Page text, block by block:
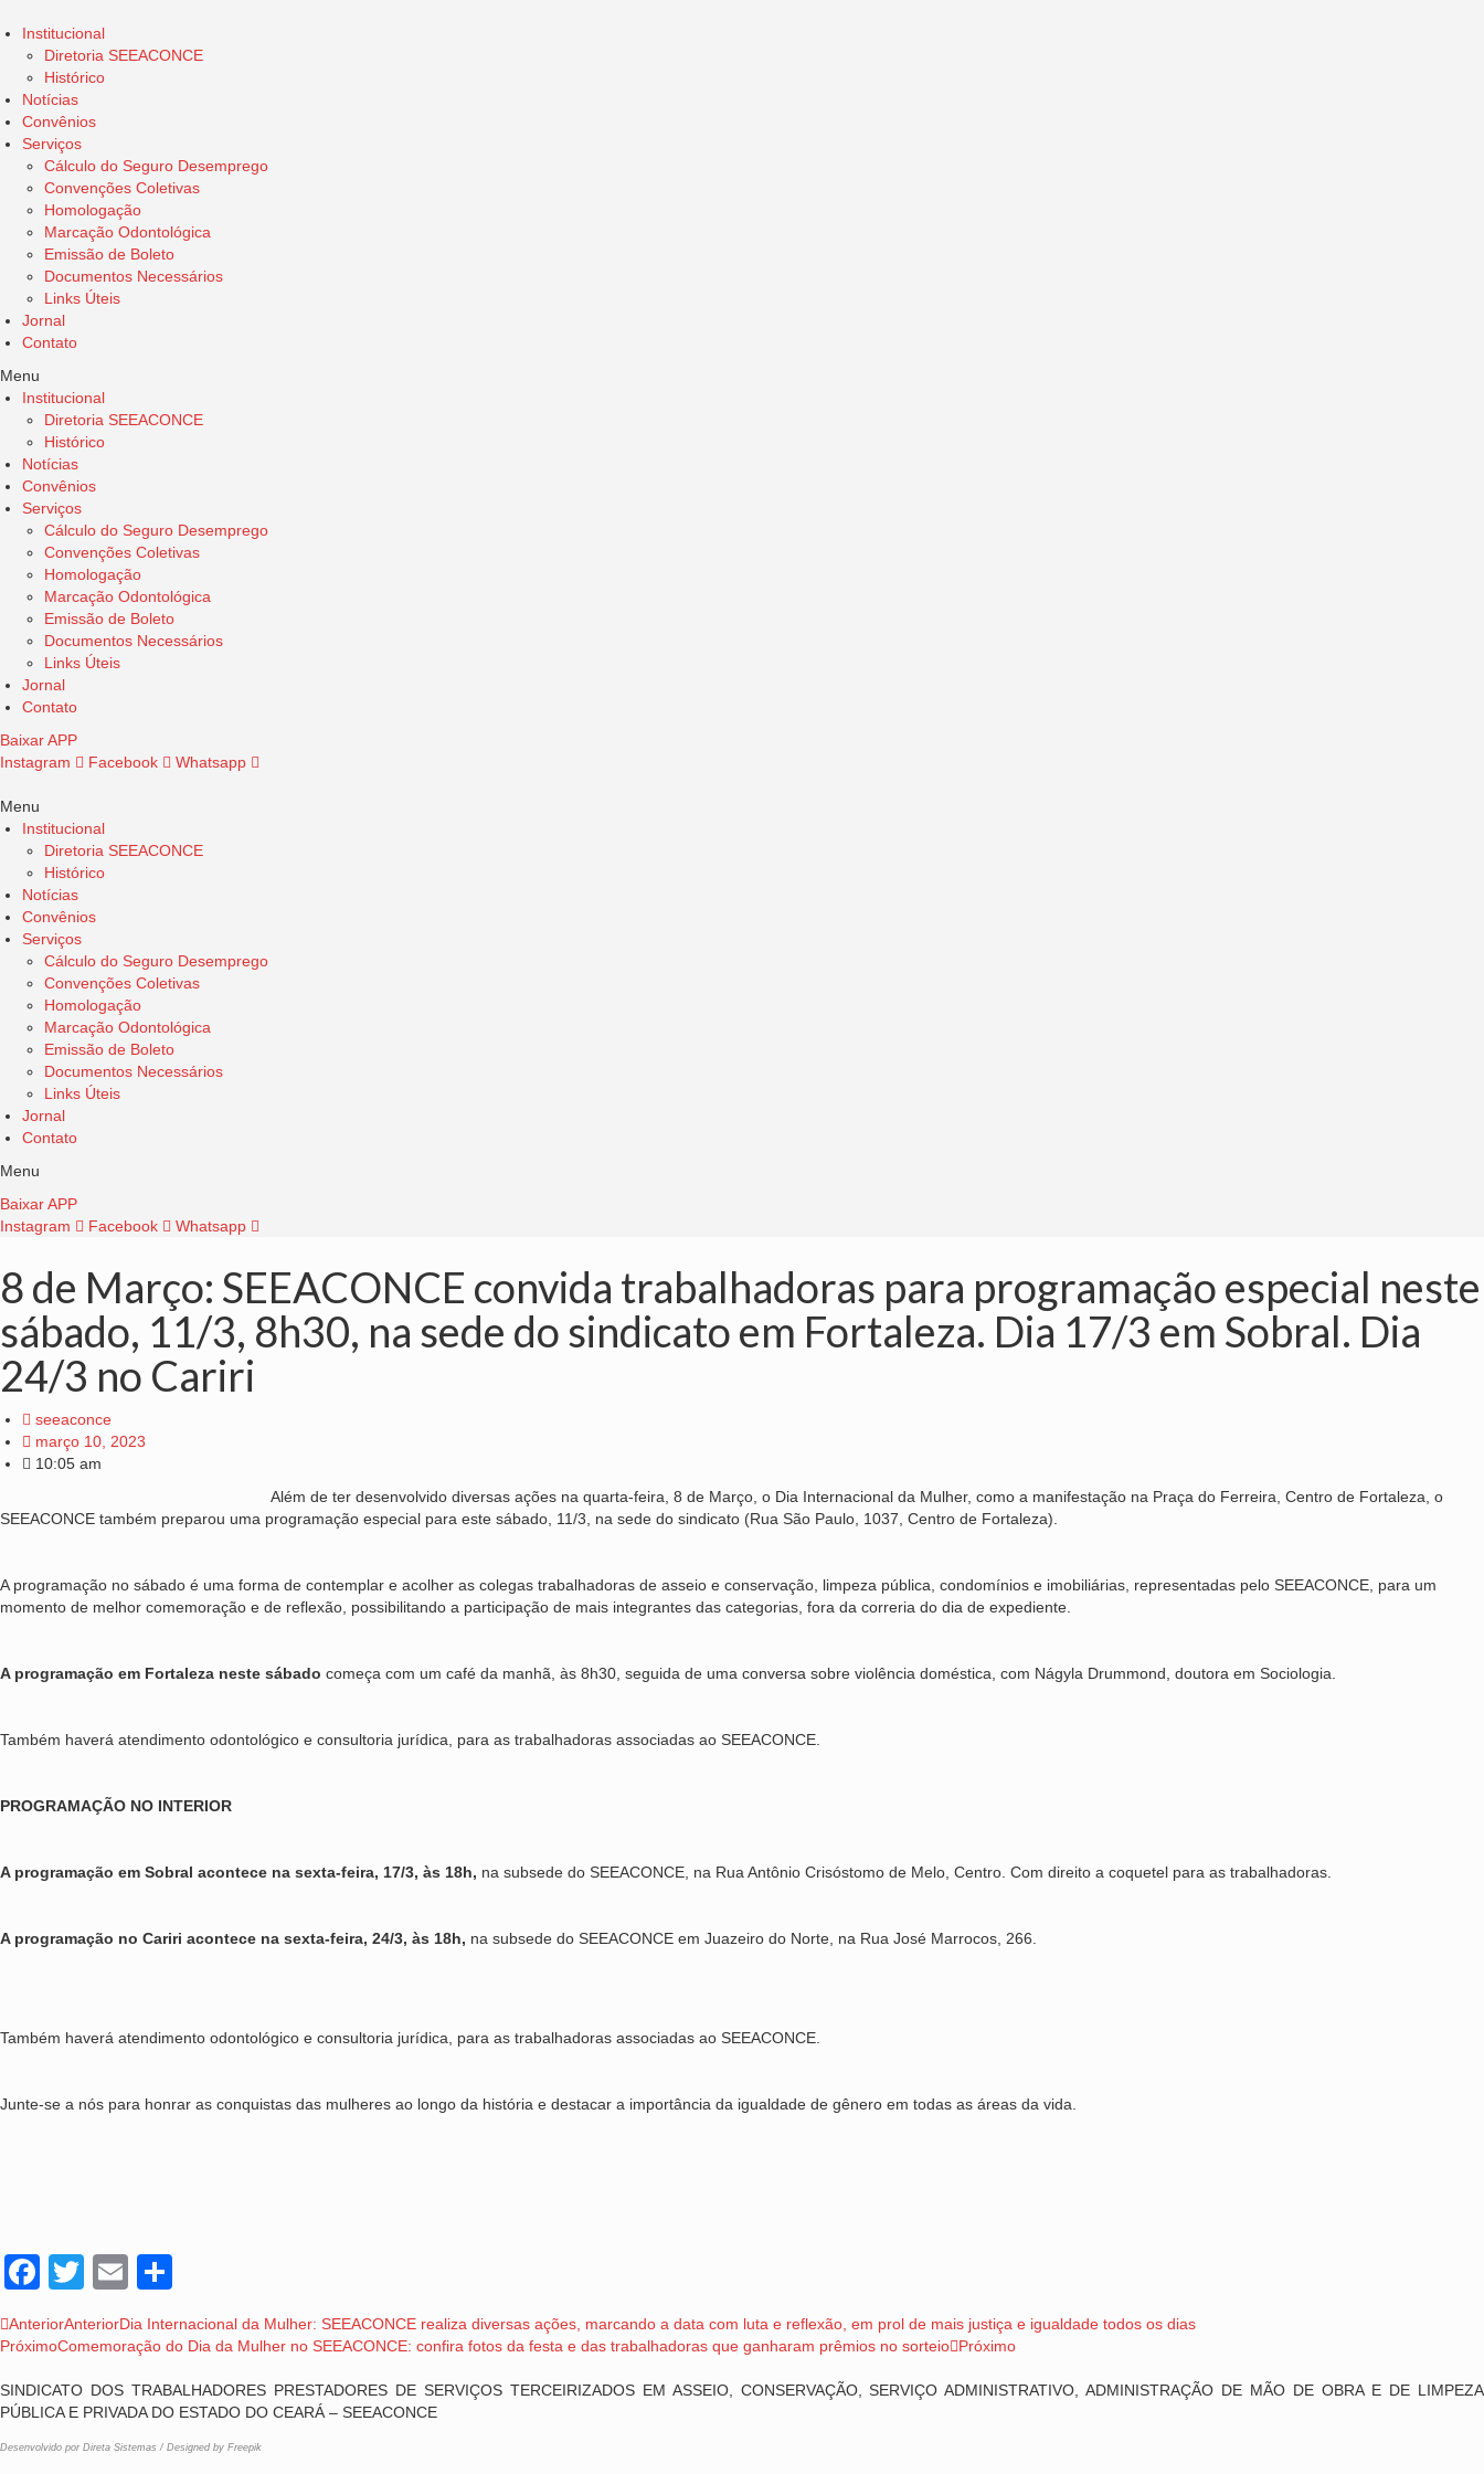
Institucional
Diretoria SEEACONCE
Histórico
Notícias
Convênios
Serviços
Cálculo do Seguro Desemprego
Convenções Coletivas
Homologação
Marcação Odontológica
Emissão de Boleto
Documentos Necessários
Links Úteis
Jornal
Contato
Menu
Institucional
Diretoria SEEACONCE
Histórico
Notícias
Convênios
Serviços
Cálculo do Seguro Desemprego
Convenções Coletivas
Homologação
Marcação Odontológica
Emissão de Boleto
Documentos Necessários
Links Úteis
Jornal
Contato
Baixar APP
Instagram
Facebook Whatsapp
Menu
Institucional
Diretoria SEEACONCE
Histórico
Notícias
Convênios
Serviços
Cálculo do Seguro Desemprego
Convenções Coletivas
Homologação
Marcação Odontológica
Emissão de Boleto
Documentos Necessários
Links Úteis
Jornal
Contato
Menu
Baixar APP
Instagram
Facebook Whatsapp
8 de Março: SEEACONCE convida trabalhadoras para programação especial neste
sábado, 11/3, 8h30, na sede do sindicato em Fortaleza. Dia 17/3 em Sobral. Dia
24/3 no Cariri
seeaconce
março 10, 2023
10:05 am
Além de ter desenvolvido diversas ações na quarta-feira, 8 de Março, o Dia Internacional da Mulher, como a manifestação na Praça do Ferreira, Centro de Fortaleza, o
SEEACONCE também preparou uma programação especial para este sábado, 11/3, na sede do sindicato (Rua São Paulo, 1037, Centro de Fortaleza).
A programação no sábado é uma forma de contemplar e acolher as colegas trabalhadoras de asseio e conservação, limpeza pública, condomínios e imobiliárias, representadas pelo SEEACONCE, para um
momento de melhor comemoração e de reflexão, possibilitando a participação de mais integrantes das categorias, fora da correria do dia de expediente.
A programação em Fortaleza neste sábado começa com um café da manhã, às 8h30, seguida de uma conversa sobre violência doméstica, com Nágyla Drummond, doutora em Sociologia.
Também haverá atendimento odontológico e consultoria jurídica, para as trabalhadoras associadas ao SEEACONCE.
PROGRAMAÇÃO NO INTERIOR
A programação em Sobral acontece na sexta-feira, 17/3, às 18h, na subsede do SEEACONCE, na Rua Antônio Crisóstomo de Melo, Centro. Com direito a coquetel para as trabalhadoras.
A programação no Cariri acontece na sexta-feira, 24/3, às 18h, na subsede do SEEACONCE em Juazeiro do Norte, na Rua José Marrocos, 266.
Também haverá atendimento odontológico e consultoria jurídica, para as trabalhadoras associadas ao SEEACONCE.
Junte-se a nós para honrar as conquistas das mulheres ao longo da história e destacar a importância da igualdade de gênero em todas as áreas da vida.
Facebook
TwitterEmail
AnteriorAnteriorDia Internacional da Mulher: SEEACONCE realiza diversas ações, marcando a data com luta e reflexão, em prol de mais justiça e igualdade todos os dias
PróximoComemoração do Dia da Mulher no SEEACONCE: confira fotos da festa e das trabalhadoras que ganharam prêmios no sorteio Próximo
SINDICATO DOS TRABALHADORES PRESTADORES DE SERVIÇOS TERCEIRIZADOS EM ASSEIO, CONSERVAÇÃO, SERVIÇO ADMINISTRATIVO, ADMINISTRAÇÃO DE MÃO DE OBRA E DE LIMPEZA
PÚBLICA E PRIVADA DO ESTADO DO CEARÁ – SEEACONCE
Desenvolvido por Direta Sistemas / Designed by Freepik